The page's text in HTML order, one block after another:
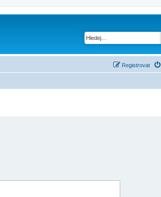
Registrovat